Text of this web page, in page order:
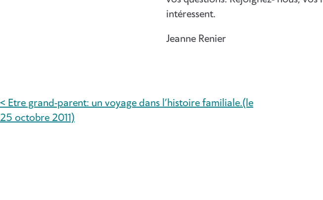
intéressent.
Jeanne Renier
NAVIGATION
< Etre grand-parent: un voyage dans l’histoire familiale.(le
25 octobre 2011)